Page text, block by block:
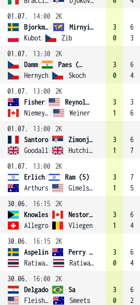
01.07.
14:00
2K
Bjorkman /
Mirnyi (2)
Kubot/ Zib
3
0
6
3
01.07.
13:30
2K
Damm/
Paes (7)
Hernych/ Skoch
3
0
6
4
01.07.
13:00
2K
Fisher/
Reynolds
Niemeyer / Weiner
3
1
3
6
01.07.
13:00
2K
Santoro/
Zimonjic (6)
Goodall / Hutchins
3
1
6
7
01.07.
13:00
2K
Erlich/
Ram (5)
Arthurs/ Gimelstob
3
1
7
5
30.06.
16:15
2K
Knowles/
Nestor (3)
Allegro/ Vliegen
3
1
6
4
30.06.
16:15
2K
Aspelin/
Perry (8)
Ratiwatana / Ratiwatana
3
0
6
4
30.06.
16:00
2K
Delgado/
Sa
Fleishman / Smeets
3
0
6
2